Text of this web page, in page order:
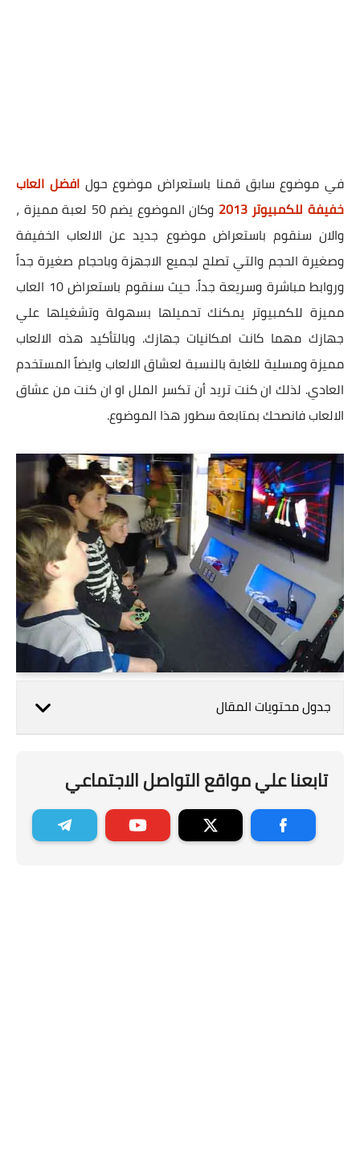
في موضوع سابق قمنا باستعراض موضوع حولافضل العاب
خفيفة للكمبيوتر 2013
وكان الموضوع يضم 50 لعبة مميزة ،
والان سنقوم باستعراض موضوع جديد عن الالعاب الخفيفة
وصغيرة الحجم والتي تصلح لجميع الاجهزة وباحجام صغيرة جداً
وروابط مباشرة وسريعة جداً. حيث سنقوم باستعراض 10 العاب
مميزة للكمبيوتر يمكنك تحميلها بسهولة وتشغيلها علي
جهازك مهما كانت امكانيات جهازك. وبالتأكيد هذه الالعاب
مميزة ومسلية للغاية بالنسبة لعشاق الالعاب وايضاً المستخدم
العادي. لذلك ان كنت تريد أن تكسر الملل او ان كنت من عشاق
الالعاب فانصحك بمتابعة سطور هذا الموضوع.
جدول محتويات المقال
تابعنا علي مواقع التواصل الاجتماعي